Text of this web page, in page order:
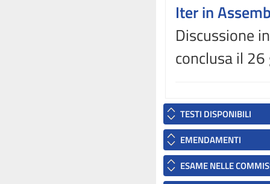
Iter in
Discussione
conclusa il
TESTI DISPONIBILI
EMENDAMENTI
ESAME NELLE